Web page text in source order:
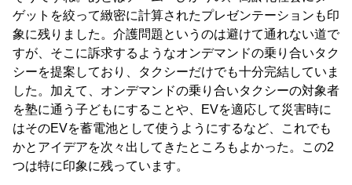
ゲットを絞って緻密に計算されたプレゼンテーションも印
象に残りました。介護問題というのは避けて通れない道で
すが、そこに訴求するようなオンデマンドの乗り合いタク
シーを提案しており、タクシーだけでも十分完結していま
した。加えて、オンデマンドの乗り合いタクシーの対象者
を塾に通う子どもにすることや、EVを適応して災害時に
はそのEVを蓄電池として使うようにするなど、これでも
かとアイデアを次々出してきたところもよかった。この2
つは特に印象に残っています。